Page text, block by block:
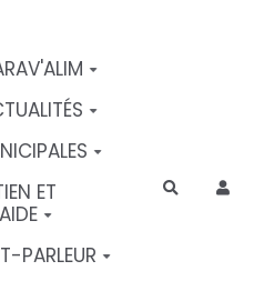
ET
PARLEUR
Rechercher